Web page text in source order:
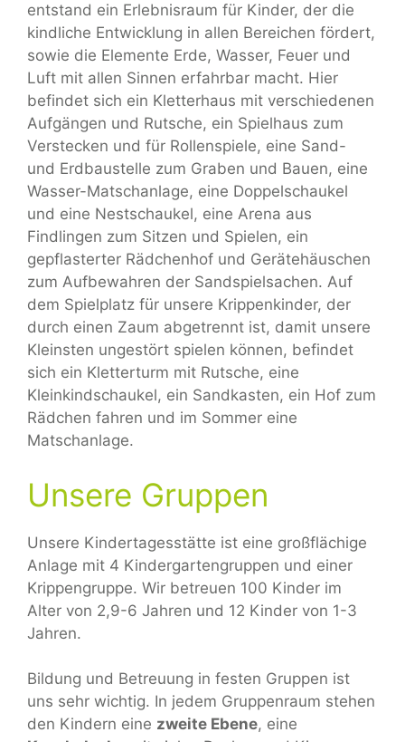
entstand ein Erlebnisraum für Kinder, der die
kindliche Entwicklung in allen Bereichen fördert,
sowie die Elemente Erde, Wasser, Feuer und
Luft mit allen Sinnen erfahrbar macht. Hier
befindet sich ein Kletterhaus mit verschiedenen
Aufgängen und Rutsche, ein Spielhaus zum
Verstecken und für Rollenspiele, eine Sand-
und Erdbaustelle zum Graben und Bauen, eine
Wasser-Matschanlage, eine Doppelschaukel
und eine Nestschaukel, eine Arena aus
Findlingen zum Sitzen und Spielen, ein
gepflasterter Rädchenhof und Gerätehäuschen
zum Aufbewahren der Sandspielsachen. Auf
dem Spielplatz für unsere Krippenkinder, der
durch einen Zaum abgetrennt ist, damit unsere
Kleinsten ungestört spielen können, befindet
sich ein Kletterturm mit Rutsche, eine
Kleinkindschaukel, ein Sandkasten, ein Hof zum
Rädchen fahren und im Sommer eine
Matschanlage.
Unsere Gruppen
Unsere Kindertagesstätte ist eine großflächige
Anlage mit 4 Kindergartengruppen und einer
Krippengruppe. Wir betreuen 100 Kinder im
Alter von 2,9-6 Jahren und 12 Kinder von 1-3
Jahren.
Bildung und Betreuung in festen Gruppen ist
uns sehr wichtig. In jedem Gruppenraum stehen
den Kindern eine zweite Ebene, eine